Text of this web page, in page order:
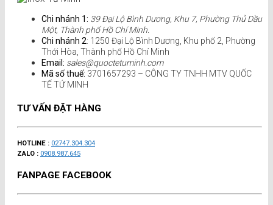
Chi nhánh 1: 39 Đại Lộ Bình Dương, Khu 7, Phường Thủ Dầu
Một, Thành phố Hồ Chí Minh.
Chi nhánh 2: 1250 Đại Lộ Bình Dương, Khu phố 2, Phường
Thới Hòa, Thành phố Hồ Chí Minh
Email: sales@quoctetuminh.com
Mã số thuế: 3701657293 – CÔNG TY TNHH MTV QUỐC
TẾ TỨ MINH
TƯ VẤN ĐẶT HÀNG
HOTLINE : 02747.304.304
ZALO : 0908.987.645
FANPAGE FACEBOOK